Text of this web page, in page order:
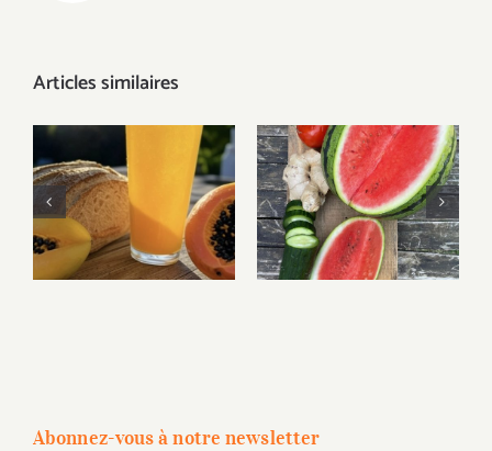
Articles similaires
Les boissons
fermentées de
l’été : se rafraîchir
tout en
nourrissant son
Canicule :
microbiote,
hydratation et
alimentation
fermentée pour
mieux supporter
Abonnez-vous à notre newsletter